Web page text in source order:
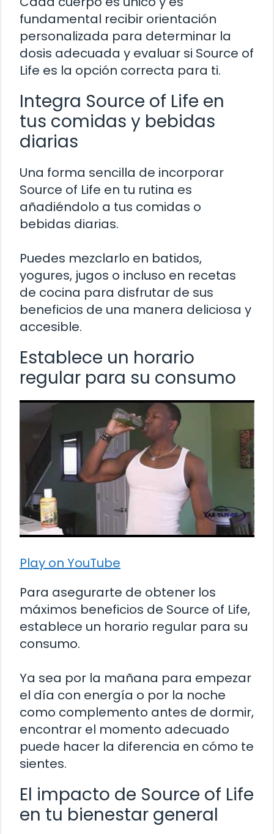
fundamental recibir orientación
personalizada para determinar la
dosis adecuada y evaluar si Source of
Life es la opción correcta para ti.
Integra Source of Life en
tus comidas y bebidas
diarias
Una forma sencilla de incorporar
Source of Life en tu rutina es
añadiéndolo a tus comidas o
bebidas diarias.
Puedes mezclarlo en batidos,
yogures, jugos o incluso en recetas
de cocina para disfrutar de sus
beneficios de una manera deliciosa y
accesible.
Establece un horario
regular para su consumo
Play on YouTube
Para asegurarte de obtener los
máximos beneficios de Source of Life,
establece un horario regular para su
consumo.
Ya sea por la mañana para empezar
el día con energía o por la noche
como complemento antes de dormir,
encontrar el momento adecuado
puede hacer la diferencia en cómo te
sientes.
El impacto de Source of Life
en tu bienestar general